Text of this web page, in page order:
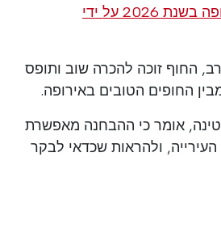
השלישי הטוב באירופה בשנת 2026 על ידי
החוף זוכה להכרה שוב ותופס
החופים הטובים באירופה.
אומר כי ההבחנה מאפשרת
ולהראות שכדאי לבקר